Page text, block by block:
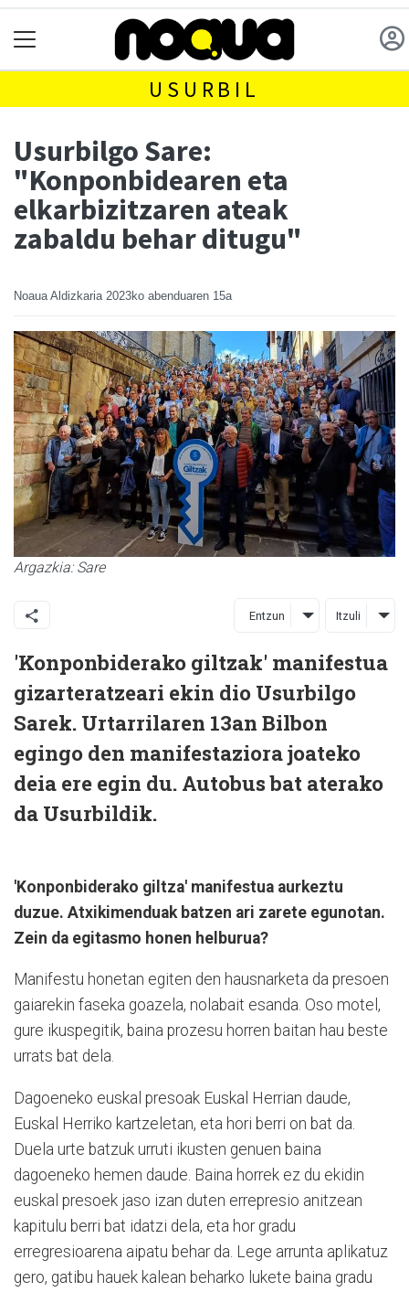
USURBIL
Usurbilgo Sare:
"Konponbidearen eta
elkarbizitzaren ateak
zabaldu behar ditugu"
Noaua Aldizkaria 2023ko abenduaren 15a
Argazkia: Sare
Entzun Itzuli
'Konponbiderako giltzak' manifestua
gizarteratzeari ekin dio Usurbilgo
Sarek. Urtarrilaren 13an Bilbon
egingo den manifestaziora joateko
deia ere egin du. Autobus bat aterako
da Usurbildik.
'Konponbiderako giltza' manifestua aurkeztu
duzue. Atxikimenduak batzen ari zarete egunotan.
Zein da egitasmo honen helburua?
Manifestu honetan egiten den hausnarketa da presoen
gaiarekin faseka goazela, nolabait esanda. Oso motel,
gure ikuspegitik, baina prozesu horren baitan hau beste
urrats bat dela.
Dagoeneko euskal presoak Euskal Herrian daude,
Euskal Herriko kartzeletan, eta hori berri on bat da.
Duela urte batzuk urruti ikusten genuen baina
dagoeneko hemen daude. Baina horrek ez du ekidin
euskal presoek jaso izan duten errepresio anitzean
kapitulu berri bat idatzi dela, eta hor gradu
erregresioarena aipatu behar da. Lege arrunta aplikatuz
gero, gatibu hauek kalean beharko lukete baina gradu